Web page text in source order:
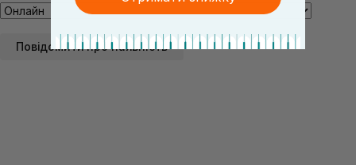
Повідомити про наявність